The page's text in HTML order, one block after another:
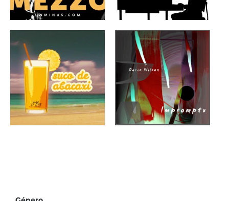
Jazz-Mezzo Monkey Man Blues